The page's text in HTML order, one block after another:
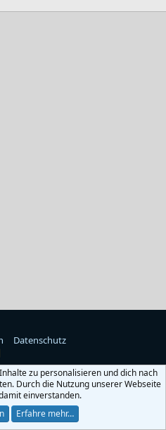
Datenschutz
zu personalisieren und dich nach
Durch die Nutzung unserer Webseite
einverstanden.
Erfahre mehr…